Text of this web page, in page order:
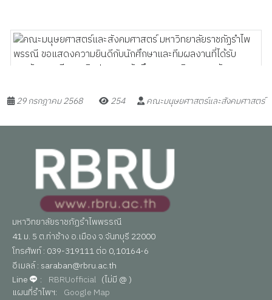
29 กรกฎาคม 2568 254 คณะมนุษยศาสตร์และสังคมศาสตร์
มหาวิทยาลัยราชภัฏรำไพพรรณี
41 ม. 5 ต.ท่าช้าง อ.เมือง จ.จันทบุรี 22000
โทรศัพท์ : 039-319111 ต่อ 0,10164-6
อีเมลล์ : saraban@rbru.ac.th
Line
: RBRUofficial (ไม่มี @ )
แผนที่รำไพฯ: Google Map